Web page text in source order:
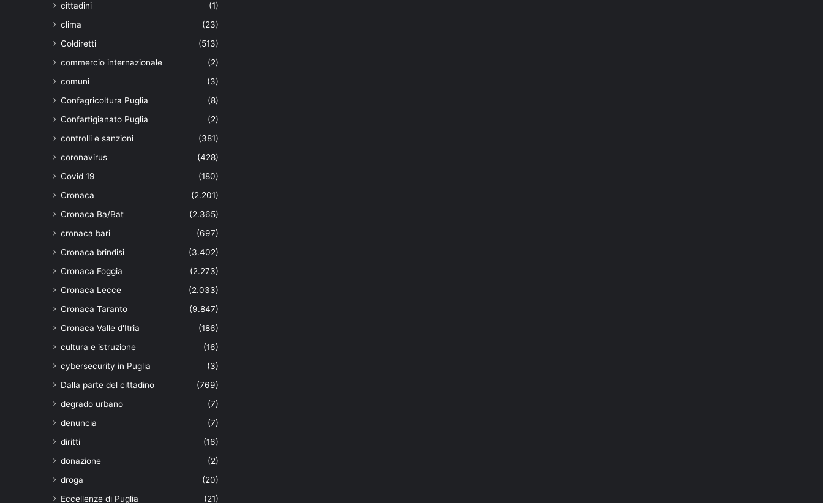
cittadini
(1)
clima
(23)
Coldiretti
(513)
commercio internazionale
(2)
comuni
(3)
Confagricoltura Puglia
(8)
Confartigianato Puglia
(2)
controlli e sanzioni
(381)
coronavirus
(428)
Covid 19
(180)
Cronaca
(2.201)
Cronaca Ba/Bat
(2.365)
cronaca bari
(697)
Cronaca brindisi
(3.402)
Cronaca Foggia
(2.273)
Cronaca Lecce
(2.033)
Cronaca Taranto
(9.847)
Cronaca Valle d'Itria
(186)
cultura e istruzione
(16)
cybersecurity in Puglia
(3)
Dalla parte del cittadino
(769)
degrado urbano
(7)
denuncia
(7)
diritti
(16)
donazione
(2)
droga
(20)
Eccellenze di Puglia
(21)